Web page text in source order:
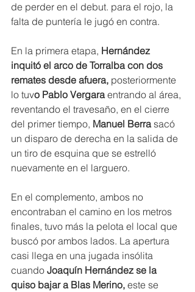
de perder en el debut. para el rojo, la
falta de puntería le jugó en contra.
En la primera etapa, Hernández
inquitó el arco de Torralba con dos
remates desde afuera, posteriormente
lo tuvo Pablo Vergara entrando al área,
reventando el travesaño, en el cierre
del primer tiempo, Manuel Berra sacó
un disparo de derecha en la salida de
un tiro de esquina que se estrelló
nuevamente en el larguero.
En el complemento, ambos no
encontraban el camino en los metros
finales, tuvo más la pelota el local que
buscó por ambos lados. La apertura
casi llega en una jugada insólita
cuando Joaquín Hernández se la
quiso bajar a Blas Merino, este se